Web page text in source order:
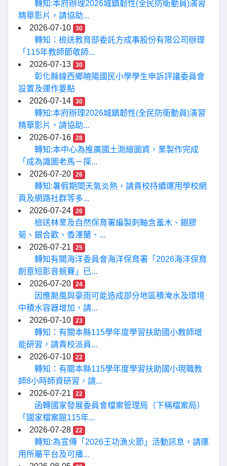
轉知:本府辦理2026城鎮韌性(全民防衛動員)演習
精華影片，請協助...
2026-07-10
30
轉知：檢送教育部委託方成事股份有限公司辦理
「115年教師節敬師...
2026-07-13
30
彰化縣線西鄉曉陽國民小學學生申訴評議委員會
設置及運作要點
2026-07-14
30
轉知:本府辦理2026城鎮韌性(全民防衛動員)演習
精華影片，請協助...
2026-07-16
28
轉知:本中心為推廣國土測繪圖資，業製作完成
「成為識圖老馬－探...
2026-07-20
26
轉知:暑假期間天氣炎熱，請貴校持續運用學校網
頁及網路社群等多...
2026-07-24
26
檢送林業及自然保育署編製刺軸含羞木、銀膠
菊、銀合歡、香澤蘭、...
2026-07-21
25
轉知有關海洋委員會海洋保育署「2026海洋保育
創意短影音競賽」已...
2026-07-20
24
因應颱風與豪雨可能造成部分地區積淹水及環境
中積水容器增加，請...
2026-07-10
23
轉知：有關本縣115學年度學習扶助國小教師增
能研習，請貴校派員...
2026-07-10
22
轉知：有關本縣115學年度學習扶助國小現職教
師8小時師資研習，請...
2026-07-21
22
函轉國家發展委員會檔案管理局（下稱檔案局）
「國家檔案館115年...
2026-07-28
22
轉知:為宣傳「2026王功漁火節」活動訊息，請運
用所屬平台及可播...